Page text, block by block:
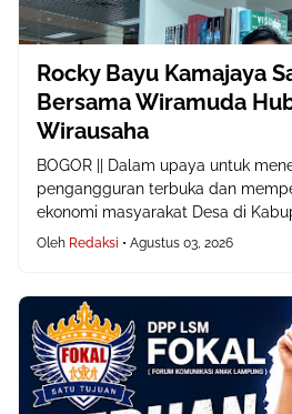
Rocky Bayu Kamajaya
Bersama Wiramuda
Wirausaha
BOGOR || Dalam upaya untuk
pengangguran terbuka dan
ekonomi masyarakat Desa di
Oleh Redaksi • Agustus 03, 2026